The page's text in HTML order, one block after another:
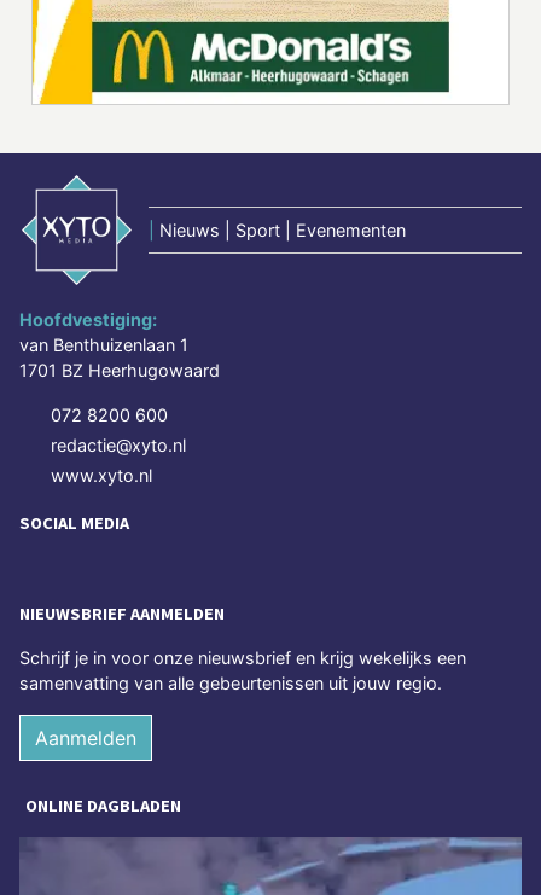
Nieuws | Sport | Evenementen
Hoofdvestiging:
van Benthuizenlaan 1
1701 BZ Heerhugowaard
072 8200 600
redactie@xyto.nl
www.xyto.nl
SOCIAL MEDIA
NIEUWSBRIEF AANMELDEN
Schrijf je in voor onze nieuwsbrief en krijg wekelijks een
samenvatting van alle gebeurtenissen uit jouw regio.
Aanmelden
ONLINE DAGBLADEN